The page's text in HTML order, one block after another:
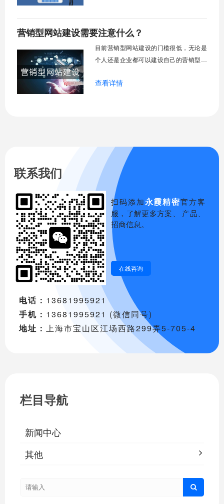
网站网站建设大致差不多，主要区别在于
显示设备的不同。手机营销网站建设中的
营销型网站建设需要注意什么？
目前营销型网站建设的门槛很低，无论是
个人还是企业都可以建设自己的营销型网
点，还有其他注意要点，那么营销型网站
查看详情
联系我们
扫码添加永霞精密官方客
服，了解更多方案、 产品、
招商信息。
在线咨询
电话： 13681995921
手机： 13681995921 (微信同号)
地址： 上海市宝山区江场西路299弄5-705-4
栏目导航
新闻中心
其他